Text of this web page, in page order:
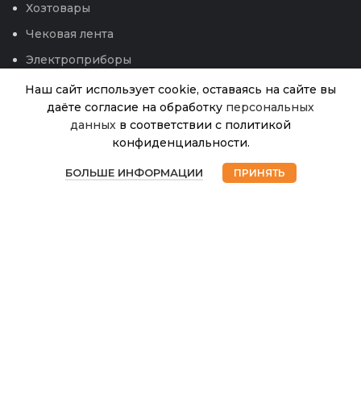
Хозтовары
Чековая лента
Электроприборы
Наш сайт использует cookie, оставаясь на сайте вы
даёте согласие на обработку персональных
данных в соответствии с политикой
конфиденциальности.
БОЛЬШЕ ИНФОРМАЦИИ ПРИНЯТЬ
Грунт
Доброгряд
20л
470.00 ₽
наличии
Магазин Избранное Корзина Мой аккаунт